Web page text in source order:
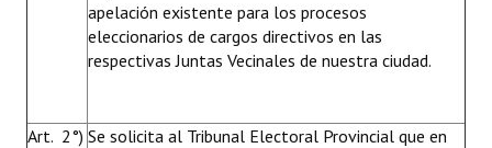
apelación existente para los procesos
eleccionarios de cargos directivos en las
respectivas Juntas Vecinales de nuestra ciudad.
Art. 2°) Se solicita al Tribunal Electoral Provincial que en